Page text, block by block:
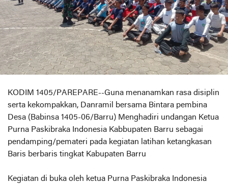
KODIM 1405/PAREPARE--Guna menanamkan rasa disiplin
serta kekompakkan, Danramil bersama Bintara pembina
Desa (Babinsa 1405-06/Barru) Menghadiri undangan Ketua
Purna Paskibraka Indonesia Kabbupaten Barru sebagai
pendamping/pemateri pada kegiatan latihan ketangkasan
Baris berbaris tingkat Kabupaten Barru
Kegiatan di buka oleh ketua Purna Paskibraka Indonesia